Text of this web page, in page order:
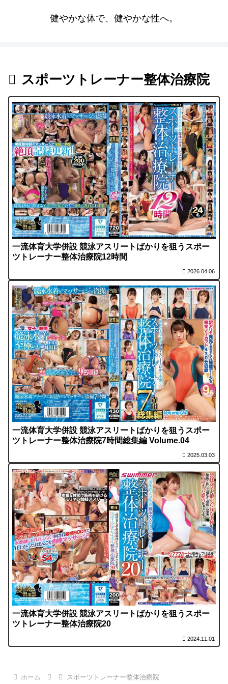
健やかな体で、健やかな性へ。
スポーツトレーナー整体治療院
一流体育大学併設 競泳アスリートばかりを狙うスポー
ツトレーナー整体治療院12時間
2026.04.06
一流体育大学併設 競泳アスリートばかりを狙うスポー
ツトレーナー整体治療院7時間総集編 Volume.04
2025.03.03
一流体育大学併設 競泳アスリートばかりを狙うスポー
ツトレーナー整体治療院20
2024.11.01
ホーム スポーツトレーナー整体治療院